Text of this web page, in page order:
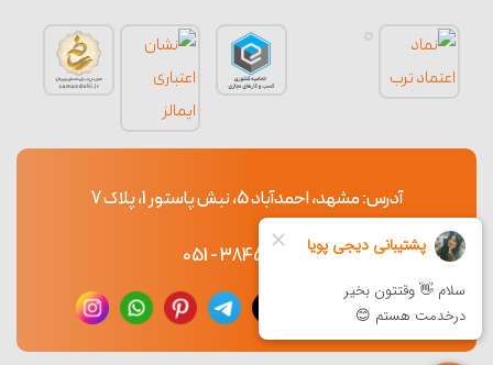
آدرس: مشهد، احمدآباد 5، نبش پاستور 1، پلاک 7
38453765 - 051